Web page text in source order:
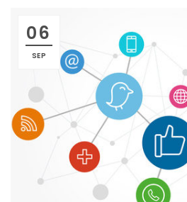
06
SEP